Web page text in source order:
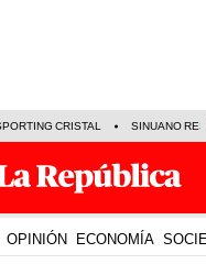
CRISTAL SINUANO
OPINIÓN ECONOMÍA